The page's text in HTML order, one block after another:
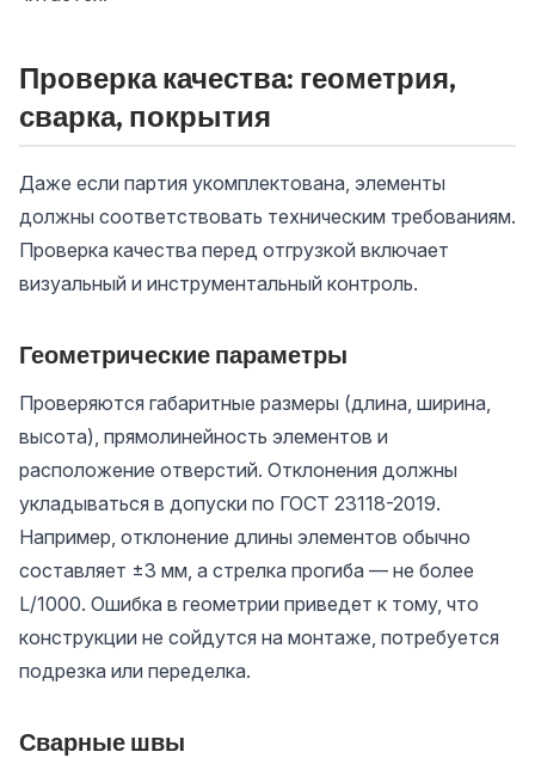
Проверка качества: геометрия,
сварка, покрытия
Даже если партия укомплектована, элементы
должны соответствовать техническим требованиям.
Проверка качества перед отгрузкой включает
визуальный и инструментальный контроль.
Геометрические параметры
Проверяются габаритные размеры (длина, ширина,
высота), прямолинейность элементов и
расположение отверстий. Отклонения должны
укладываться в допуски по ГОСТ 23118-2019.
Например, отклонение длины элементов обычно
составляет ±3 мм, а стрелка прогиба — не более
L/1000. Ошибка в геометрии приведет к тому, что
конструкции не сойдутся на монтаже, потребуется
подрезка или переделка.
Сварные швы